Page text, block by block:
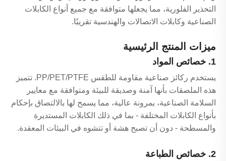
التحذير الفلورية، مما يجعلها متوافقة مع جميع أنواع الكابلات
الصناعية وكابلات الاتصالات والهندسية تقريبًا.
ميزات المنتج الرئيسية
1. خصائص المواد
يستخدم ركائز صناعية مقاومة للطقس PP/PET/PTFE. تتميز
هذه الملصقات بأنها آمنة وصديقة للبيئة ومتوافقة مع معايير
السلامة الصناعية، بمرونة عالية، مما يسمح لها بالالتصاق بإحكام
بأنواع الكابلات المختلفة - بما في ذلك الكابلات المستديرة
والمسطحة - دون أن تصبح هشة أو تتشوه في البيئات المعقدة.
2. خصائص الطباعة